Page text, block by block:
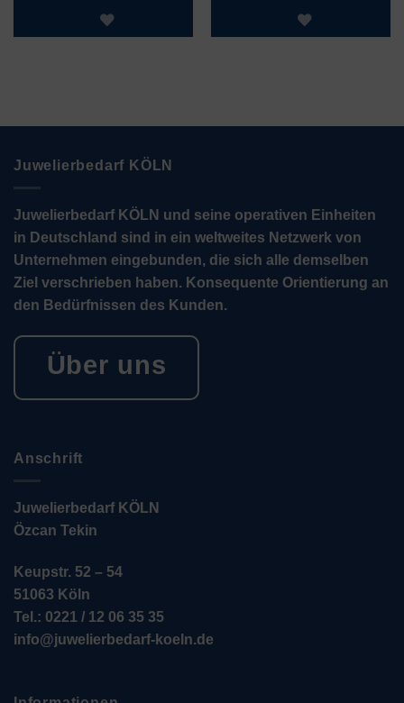
Juwelierbedarf KÖLN
Juwelierbedarf KÖLN und seine operativen Einheiten
in Deutschland sind in ein weltweites Netzwerk von
Unternehmen eingebunden, die sich alle demselben
Ziel verschrieben haben. Konsequente Orientierung an
den Bedürfnissen des Kunden.
Über uns
Anschrift
Juwelierbedarf KÖLN
Özcan Tekin
Keupstr. 52 – 54
51063 Köln
Tel.: 0221 / 12 06 35 35
info@juwelierbedarf-koeln.de